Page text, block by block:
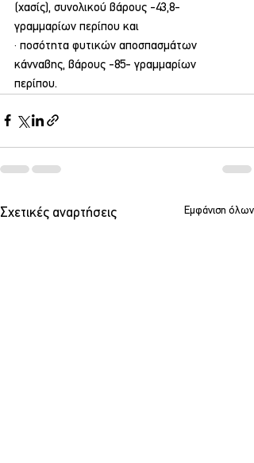
(χασίς), συνολικού βάρους -43,8-
γραμμαρίων περίπου και
· ποσότητα φυτικών αποσπασμάτων
κάνναβης, βάρους -85- γραμμαρίων
περίπου.
Σχετικές αναρτήσεις Εμφάνιση όλων